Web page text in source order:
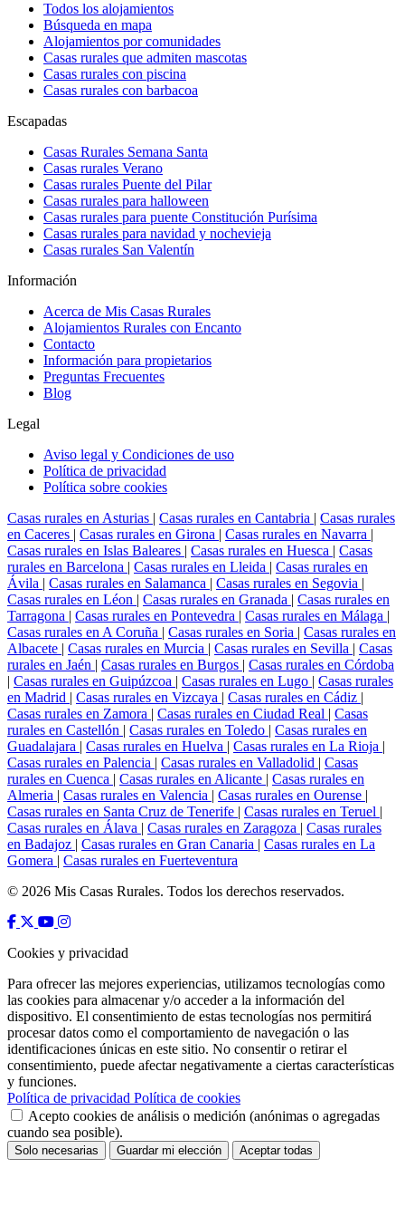
Todos los alojamientos
Búsqueda en mapa
Alojamientos por comunidades
Casas rurales que admiten mascotas
Casas rurales con piscina
Casas rurales con barbacoa
Escapadas
Casas Rurales Semana Santa
Casas rurales Verano
Casas rurales Puente del Pilar
Casas rurales para halloween
Casas rurales para puente Constitución Purísima
Casas rurales para navidad y nochevieja
Casas rurales San Valentín
Información
Acerca de Mis Casas Rurales
Alojamientos Rurales con Encanto
Contacto
Información para propietarios
Preguntas Frecuentes
Blog
Legal
Aviso legal y Condiciones de uso
Política de privacidad
Política sobre cookies
Casas rurales en Asturias | Casas rurales en Cantabria | Casas rurales
en Caceres | Casas rurales en Girona | Casas rurales en Navarra |
Casas rurales en Islas Baleares | Casas rurales en Huesca | Casas
rurales en Barcelona | Casas rurales en Lleida | Casas rurales en
Ávila | Casas rurales en Salamanca | Casas rurales en Segovia |
Casas rurales en Léon | Casas rurales en Granada | Casas rurales en
Tarragona | Casas rurales en Pontevedra | Casas rurales en Málaga |
Casas rurales en A Coruña | Casas rurales en Soria | Casas rurales en
Albacete | Casas rurales en Murcia | Casas rurales en Sevilla | Casas
rurales en Jaén | Casas rurales en Burgos | Casas rurales en Córdoba
| Casas rurales en Guipúzcoa | Casas rurales en Lugo | Casas rurales
en Madrid | Casas rurales en Vizcaya | Casas rurales en Cádiz |
Casas rurales en Zamora | Casas rurales en Ciudad Real | Casas
rurales en Castellón | Casas rurales en Toledo | Casas rurales en
Guadalajara | Casas rurales en Huelva | Casas rurales en La Rioja |
Casas rurales en Palencia | Casas rurales en Valladolid | Casas
rurales en Cuenca | Casas rurales en Alicante | Casas rurales en
Almeria | Casas rurales en Valencia | Casas rurales en Ourense |
Casas rurales en Santa Cruz de Tenerife | Casas rurales en Teruel |
Casas rurales en Álava | Casas rurales en Zaragoza | Casas rurales
en Badajoz | Casas rurales en Gran Canaria | Casas rurales en La
Gomera | Casas rurales en Fuerteventura
© 2026 Mis Casas Rurales. Todos los derechos reservados.
Cookies y privacidad
Para ofrecer las mejores experiencias, utilizamos tecnologías como
las cookies para almacenar y/o acceder a la información del
dispositivo. El consentimiento de estas tecnologías nos permitirá
procesar datos como el comportamiento de navegación o las
identificaciones únicas en este sitio. No consentir o retirar el
consentimiento, puede afectar negativamente a ciertas características
y funciones.
Política de privacidad Política de cookies
Acepto cookies de análisis o medición (anónimas o agregadas
cuando sea posible).
Solo necesarias Guardar mi elección Aceptar todas